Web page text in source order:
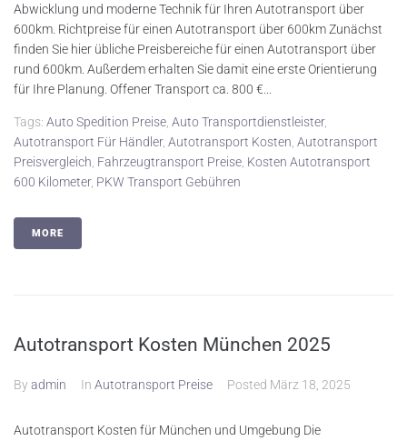
Abwicklung und moderne Technik für Ihren Autotransport über
600km. Richtpreise für einen Autotransport über 600km Zunächst
finden Sie hier übliche Preisbereiche für einen Autotransport über
rund 600km. Außerdem erhalten Sie damit eine erste Orientierung
für Ihre Planung. Offener Transport ca. 800 €...
Tags: Auto Spedition Preise Auto Transportdienstleister,
Autotransport Für Händler, Autotransport Kosten Autotransport
Preisvergleich Fahrzeugtransport Preise Kosten Autotransport
600 Kilometer, PKW Transport Gebühren
MORE
Autotransport Kosten München 2025
Byadmin In Autotransport Preise Posted März 18, 2025
Autotransport Kosten für München und Umgebung Die